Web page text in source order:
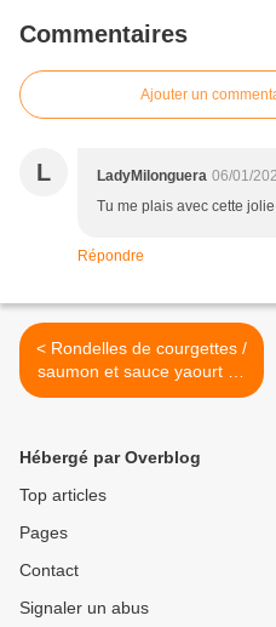
Commentaires
Ajouter un
L LadyMilonguera 06/01/
Tu me plais avec cette
Répondre
< Rondelles de courgettes /
saumon et sauce yaourt au
wasabi
Hébergé par Overblog
Top articles
Pages
Contact
Signaler un abus